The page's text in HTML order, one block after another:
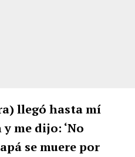
llegó hasta mí
me dijo: ‘No
se muere por